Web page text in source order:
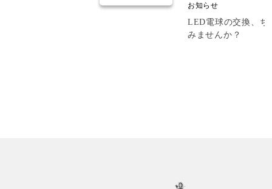
お知らせ
LED電球の交換、ち
みませんか？